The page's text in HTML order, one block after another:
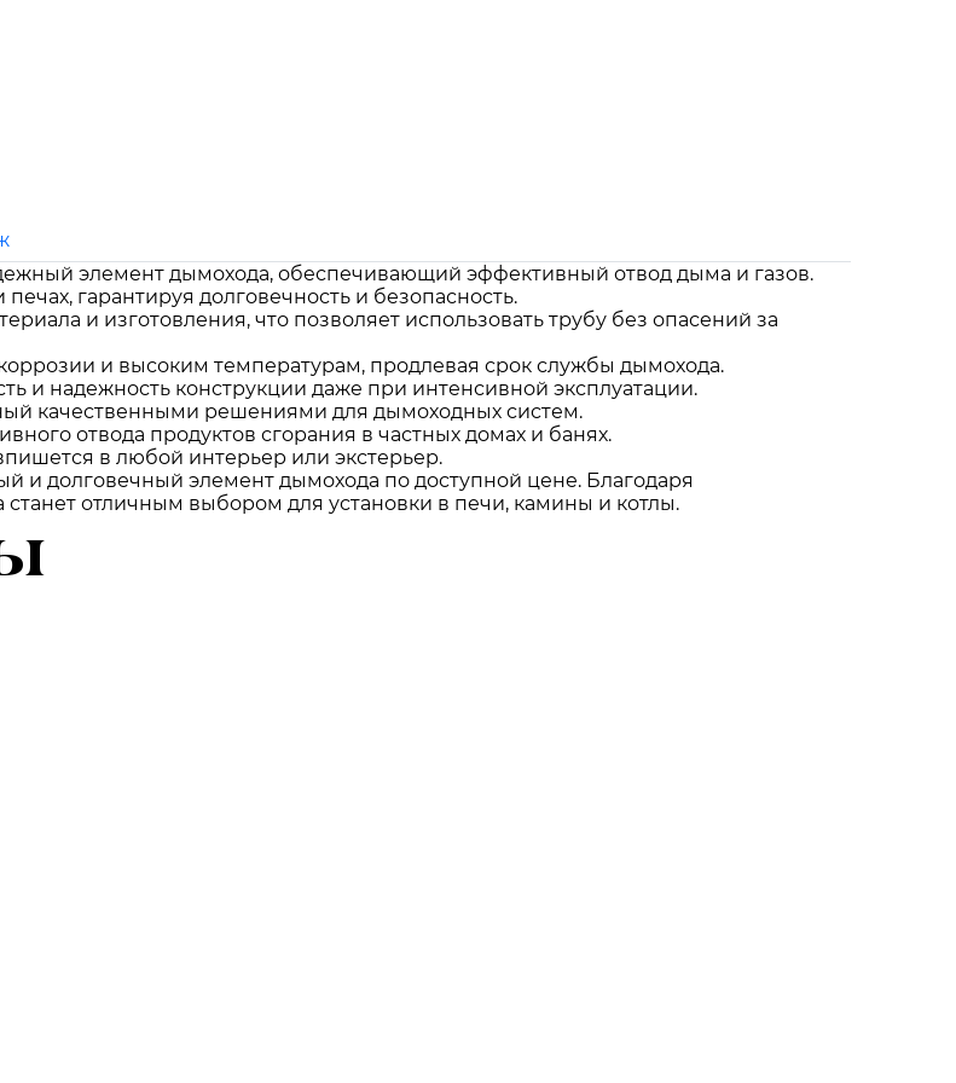
элемент дымохода, обеспечивающий эффективный отвод дыма и газов.
гарантируя долговечность и безопасность.
и изготовления, что позволяет использовать трубу без опасений за
и высоким температурам, продлевая срок службы дымохода.
и надежность конструкции даже при интенсивной эксплуатации.
качественными решениями для дымоходных систем.
отвода продуктов сгорания в частных домах и банях.
в любой интерьер или экстерьер.
и долговечный элемент дымохода по доступной цене. Благодаря
отличным выбором для установки в печи, камины и котлы.